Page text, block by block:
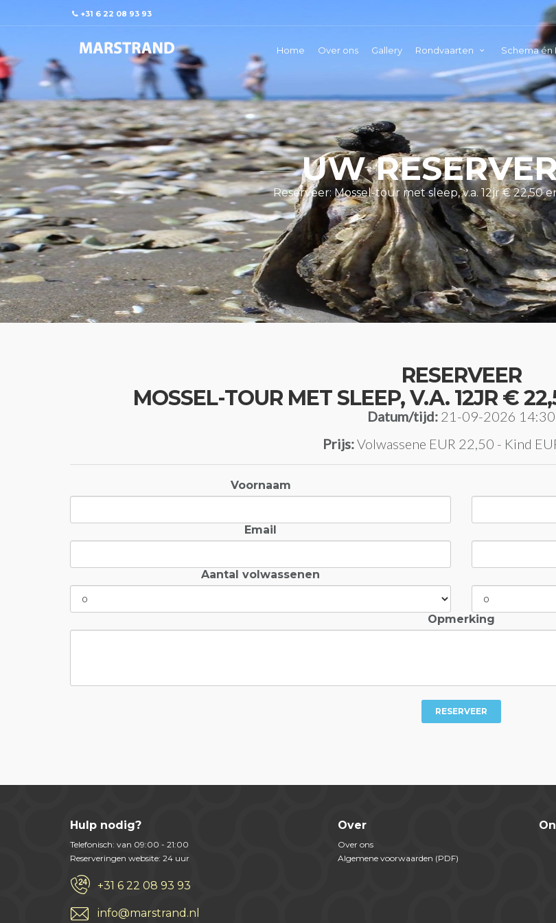
+31 6 22 08 93 93
Home Over ons Gallery Rondvaarten Schema én
UW
Reserveer: Mossel-tour met sleep, v.a. 12jr € 22,50
RESERVEER
MOSSEL-TOUR MET SLEEP, V.A. 12JR €
Datum/tijd: 21-09-2026 14:30
Prijs:Volwassene EUR 22,50 - Kind
Voornaam
Email
Aantal volwassenen
Opmerking
RESERVEER
Hulp nodig?
Telefonisch: van 09:00 - 21:00
Reserveringen website: 24 uur
+31 6 22 08 93 93
info@marstrand.nl
Over
Over ons
Algemene voorwaarden (PDF)